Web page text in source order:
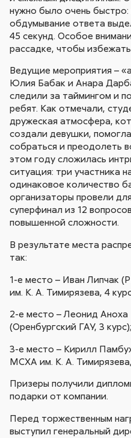
нужно было очень быстро:
обдумывание ответа
45 секунд. Особое
рассадке, чтобы
Ведущие мероприятия –
Юлия Бабак и Анара
следили за таймингом и
ребят. Как отмечали,
дружеская атмосфера,
создали девушки,
собраться и преодолеть
этом году сложилась
ситуация: три участника
одинаковое количество
организаторы провели
суперфинал из 12 вопросов
повышенной сложности.
В результате места
так:
1-е место – Иван Липчак
им. К. А. Тимирязева, 4
2-е место – Леонид Аноха
(Оренбургский ГАУ, 3 курс);
3-е место – Кирилл
МСХА им. К. А.
Призеры получили
подарки от компании.
Перед торжественным
выступил генеральный